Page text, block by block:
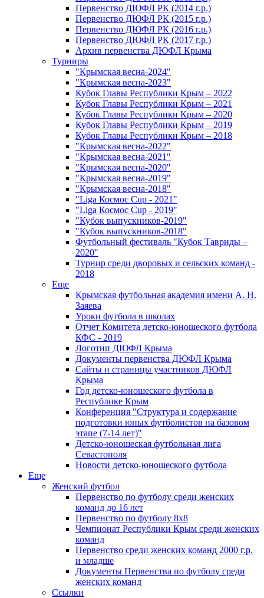
Первенство ДЮФЛ РК (2014 г.р.)
Первенство ДЮФЛ РК (2015 г.р.)
Первенство ДЮФЛ РК (2016 г.р.)
Первенство ДЮФЛ РК (2017 г.р.)
Архив первенства ДЮФЛ Крыма
Турниры
"Крымская весна-2024"
"Крымская весна-2023"
Кубок Главы Республики Крым – 2022
Кубок Главы Республики Крым – 2021
Кубок Главы Республики Крым – 2020
Кубок Главы Республики Крым – 2019
Кубок Главы Республики Крым – 2018
"Крымская весна-2022"
"Крымская весна-2021"
"Крымская весна-2020"
"Крымская весна-2019"
"Крымская весна-2018"
"Liga Космос Cup - 2021"
"Liga Космос Cup - 2019"
"Кубок выпускников-2019"
"Кубок выпускников-2018"
Футбольный фестиваль "Кубок Тавриды –
2020"
Турнир среди дворовых и сельских команд -
2018
Еще
Крымская футбольная академия имени А. Н.
Заяева
Уроки футбола в школах
Отчет Комитета детско-юношеского футбола
КФС - 2019
Логотип ДЮФЛ Крыма
Документы первенства ДЮФЛ Крыма
Сайты и страницы участников ДЮФЛ
Крыма
Год детско-юношеского футбола в
Республике Крым
Конференция "Структура и содержание
подготовки юных футболистов на базовом
этапе (7-14 лет)"
Детско-юношеская футбольная лига
Севастополя
Новости детско-юношеского футбола
Еще
Женский футбол
Первенство по футболу среди женских
команд до 16 лет
Первенство по футболу 8х8
Чемпионат Республики Крым среди женских
команд
Первенство среди женских команд 2000 г.р.
и младше
Документы Первенства по футболу среди
женских команд
Ссылки